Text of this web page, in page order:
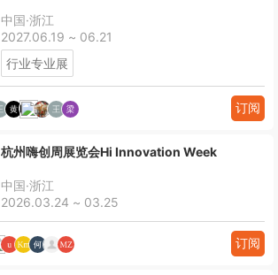
中国·浙江
2027.06.19 ~ 06.21
行业专业展
订阅
杭州嗨创周展览会Hi Innovation Week
中国·浙江
2026.03.24 ~ 03.25
订阅